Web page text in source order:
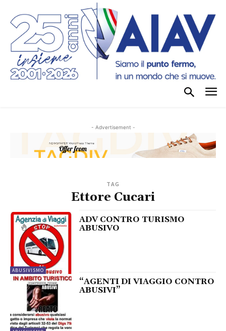
- Advertisement -
TAG
Ettore Cucari
ABUSIVISMO
ADV CONTRO TURISMO
ABUSIVO
“AGENTI DI VIAGGIO CONTRO
ABUSIVI”